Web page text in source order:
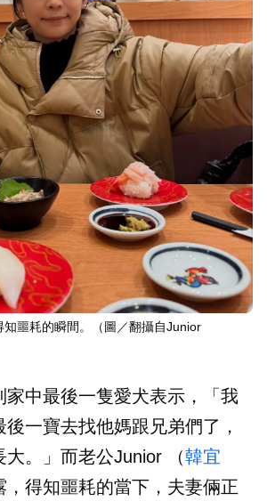
噩耗的瞬間。（圖／翻攝自Junior
家中最後一隻愛犬表示，「我
一寶去找他媽跟兄弟們了，
。」而老公Junior （韓宜
，得知噩耗的當下，夫妻倆正